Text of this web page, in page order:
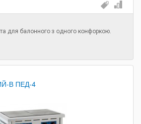
для балонного з одного конфоркою.
В ПЕД-4